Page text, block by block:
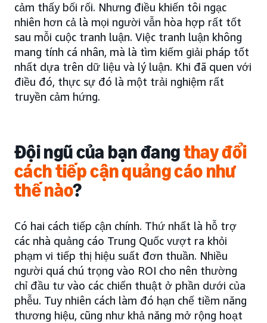
cảm thấy bối rối. Nhưng điều khiến tôi ngạc
nhiên hơn cả là mọi người vẫn hòa hợp rất tốt
sau mỗi cuộc tranh luận. Việc tranh luận không
mang tính cá nhân, mà là tìm kiếm giải pháp tốt
nhất dựa trên dữ liệu và lý luận. Khi đã quen với
điều đó, thực sự đó là một trải nghiệm rất
truyền cảm hứng.
Đội ngũ của bạn đangthay đổi
cách tiếp cận quảng cáo như
thế nào?
Có hai cách tiếp cận chính. Thứ nhất là hỗ trợ
các nhà quảng cáo Trung Quốc vượt ra khỏi
phạm vi tiếp thị hiệu suất đơn thuần. Nhiều
người quá chú trọng vào ROI cho nên thường
chỉ đầu tư vào các chiến thuật ở phần dưới của
phễu. Tuy nhiên cách làm đó hạn chế tiềm năng
thương hiệu, cũng như khả năng mở rộng hoạt